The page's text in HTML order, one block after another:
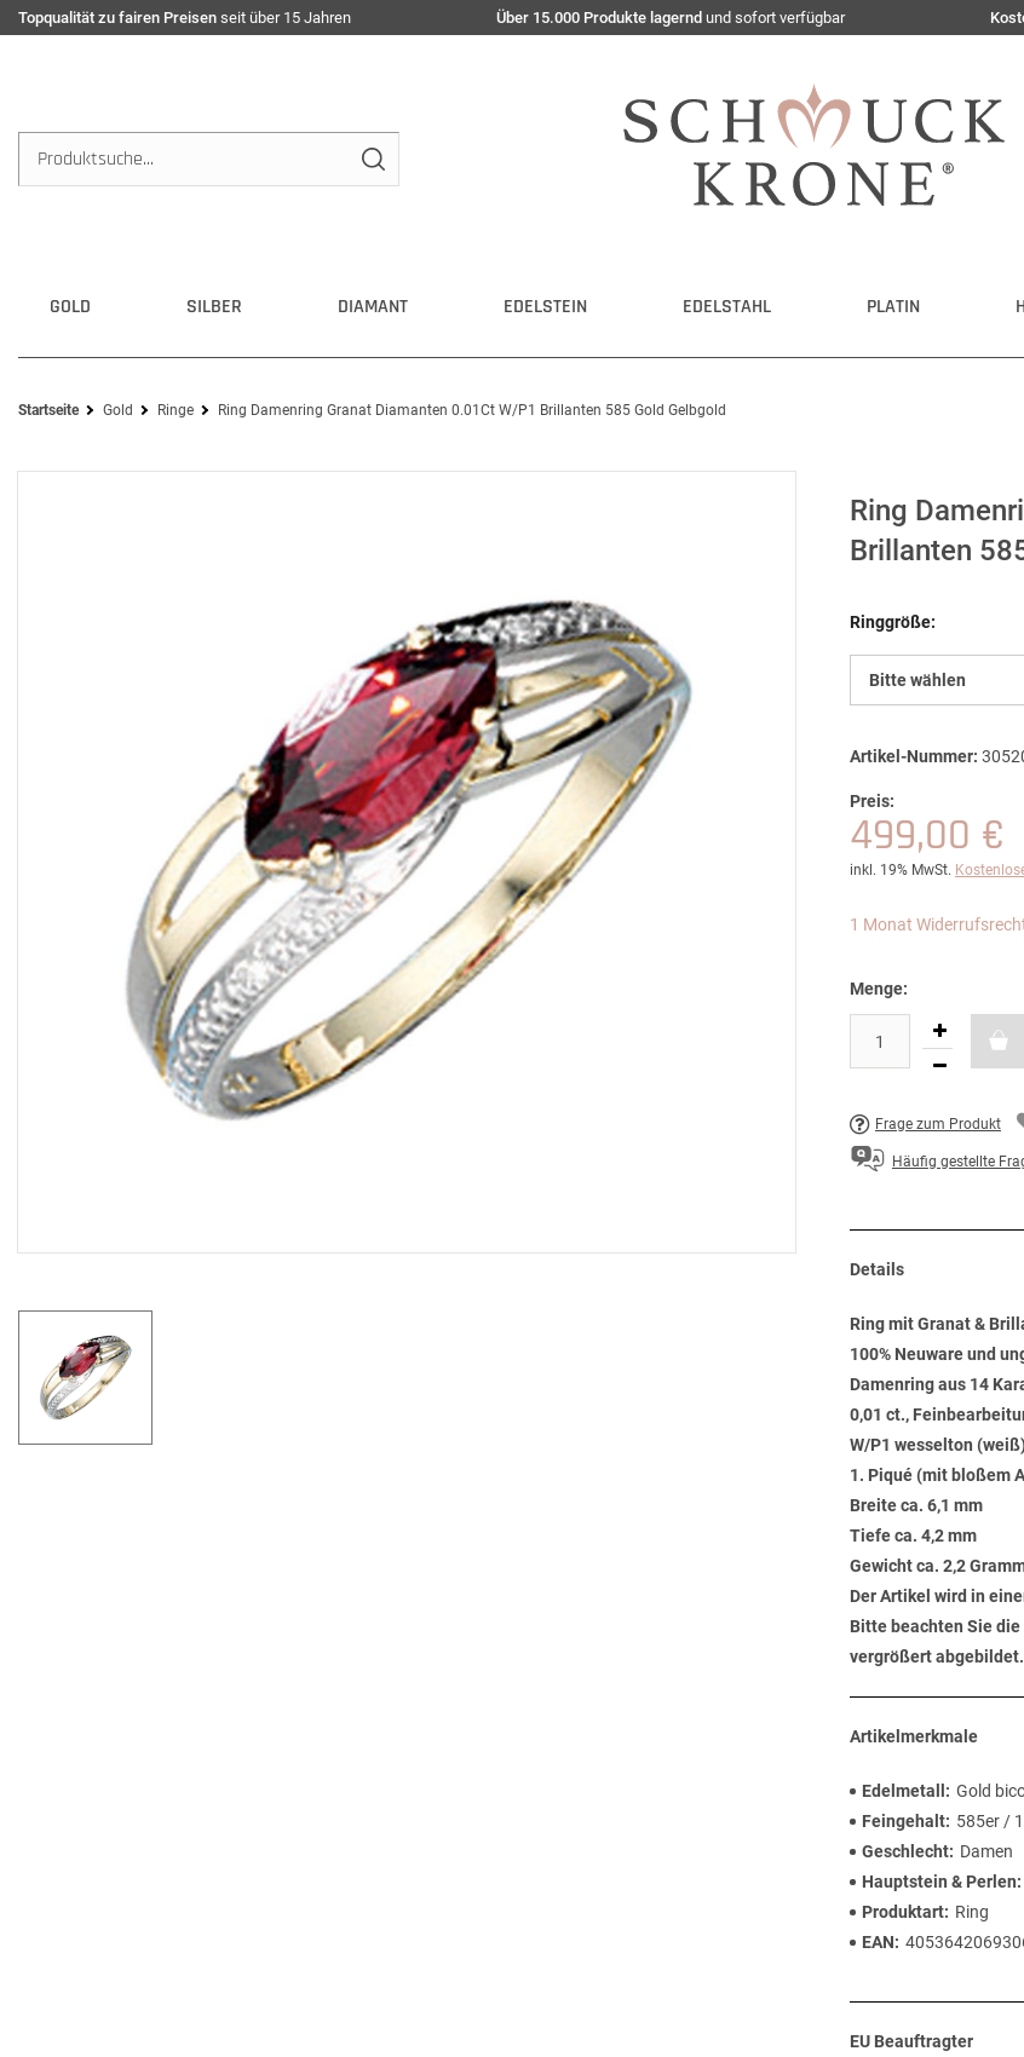
Topqualität zu fairen Preisen seit über 15 Jahren Über 15.000 Produkte lagernd und sofort verfügbar
GOLD SILBER DIAMANT EDELSTEIN EDELSTAHL PLATIN
Startseite Gold Ringe Ring Damenring Granat Diamanten 0.01Ct W/P1 Brillanten 585 Gold Gelbgold
Ring
Brillanten
Ringgröße:
Bitte wählen
Artikel-Nummer:
Preis:
499,00 €
inkl. 19% MwSt.
1 Monat
Menge:
Frage zum Produkt
Häufig gestellte
Details
Ring mit Granat &
100% Neuware und
Damenring aus 14
0,01 ct.,
W/P1 wesselton
1. Piqué (mit bloßem
Breite ca. 6,1 mm
Tiefe ca. 4,2 mm
Gewicht ca. 2,2
Der Artikel wird in
Bitte beachten Sie
vergrößert abgebildet.
Artikelmerkmale
Edelmetall
Gold
Feingehalt
585er /
Geschlecht
Damen
Hauptstein & Perlen
Produktart
Ring
EAN
EU Beauftragter